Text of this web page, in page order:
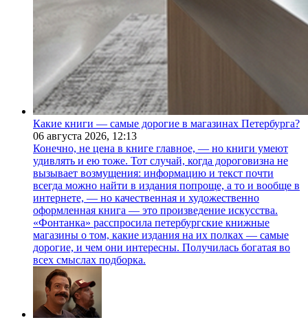
Какие книги — самые дорогие в магазинах Петербурга?
06 августа 2026, 12:13
Конечно, не цена в книге главное, — но книги умеют
удивлять и ею тоже. Тот случай, когда дороговизна не
вызывает возмущения: информацию и текст почти
всегда можно найти в издания попроще, а то и вообще в
интернете, — но качественная и художественно
оформленная книга — это произведение искусства.
«Фонтанка» расспросила петербургские книжные
магазины о том, какие издания на их полках — самые
дорогие, и чем они интересны. Получилась богатая во
всех смыслах подборка.